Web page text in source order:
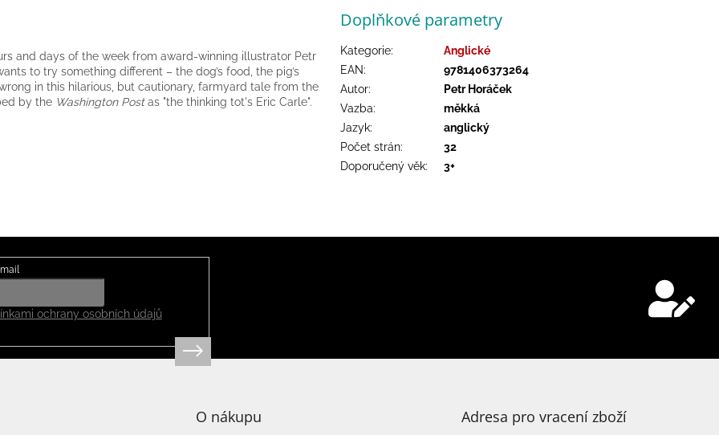
and days of the week from award-winning illustrator Petr
to try something different – the dog’s food, the pig’s
in this hilarious, but cautionary, farmyard tale from the
by the Washington Post as "the thinking tot's Eric Carle".
Doplňkové parametry
Kategorie:
Anglické
EAN:
9781406373264
Autor:
Petr Horáček
Vazba:
měkká
Jazyk:
anglický
Počet strán:
32
Doporučený věk: 3+
ochrany osobních údajů
O nákupu Adresa pro vracení zboží